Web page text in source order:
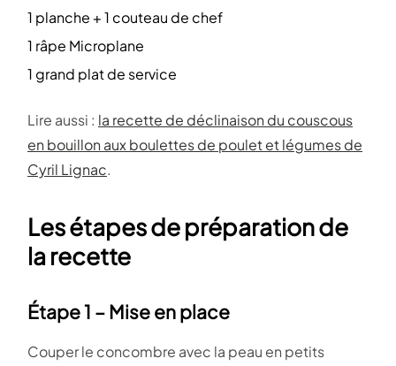
1 planche + 1 couteau de chef
1 râpe Microplane
1 grand plat de service
Lire aussi : la recette de déclinaison du couscous
en bouillon aux boulettes de poulet et légumes de
Cyril Lignac.
Les étapes de préparation de
la recette
Étape 1 – Mise en place
Couper le concombre avec la peau en petits